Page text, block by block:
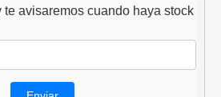
te avisaremos cuando haya stock